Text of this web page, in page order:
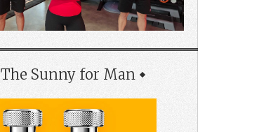
The Sunny for Man